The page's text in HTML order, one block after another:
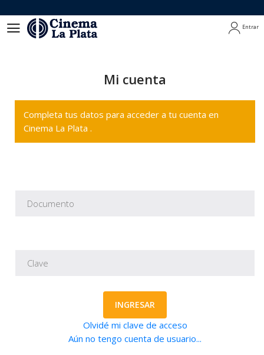
Entrar
Mi cuenta
Completa tus datos para acceder a tu cuenta en
Cinema La Plata .
INGRESAR
Olvidé mi clave de acceso
Aún no tengo cuenta de usuario...